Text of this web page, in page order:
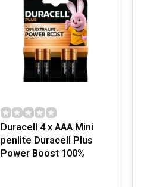
Duracell 4 x AAA Mini
penlite Duracell Plus
Power Boost 100%